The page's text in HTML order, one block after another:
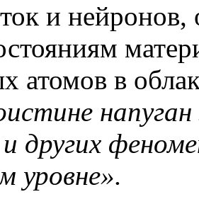
и
атомов в
других
уровне».